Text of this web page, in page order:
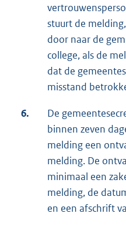
stuurt de
door naar de
college, als de
dat de
misstand
6.
De
binnen zeven
melding een
melding. De
minimaal een
melding, de
en een afschrift